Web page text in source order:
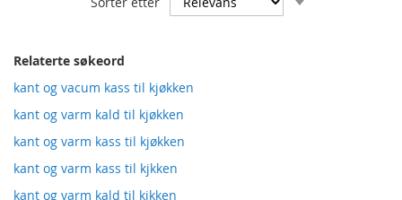
Relaterte søkeord
kant og vacum kass til kjøkken
kant og varm kald til kjøkken
kant og varm kass til kjøkken
kant og varm kass til kjkken
kant og varm kald til kjkken